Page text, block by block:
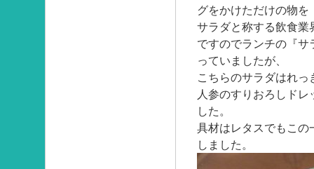
グをかけただけの物を
サラダと称する飲食業
ですのでランチの『
っていましたが、
こちらのサラダはれ
人参のすりおろしド
した。
具材はレタスでもこの
しました。